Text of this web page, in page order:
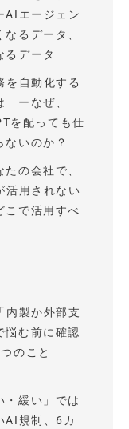
エージェン
なるデータ、
るデータ
を自動化する
ーなぜ、
を配っても仕
ないのか？
たの会社で、
活用されない
こで活用すべ
内製か外部支
悩む前に確認
のこと
・緩い」では
AI規制、6カ